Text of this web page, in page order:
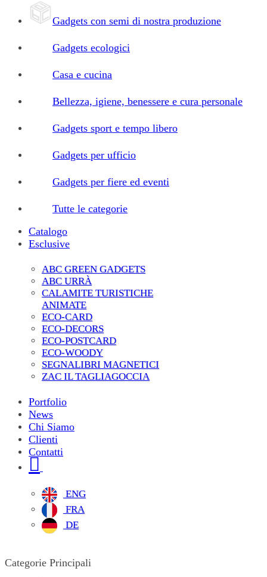
Gadgets con semi di nostra produzione
Gadgets ecologici
Casa e cucina
Bellezza, igiene, benessere e cura personale
Gadgets sport e tempo libero
Gadgets per ufficio
Gadgets per fiere ed eventi
Tutte le categorie
Catalogo
Esclusive
ABC GREEN GADGETS
ABC URRÀ
CALAMITE TURISTICHE
ANIMATE
ECO-CARD
ECO-DECORS
ECO-POSTCARD
ECO-WOODY
SEGNALIBRI MAGNETICI
ZAC IL TAGLIAGOCCIA
Portfolio
News
Chi Siamo
Clienti
Contatti
ENG
FRA
DE
Categorie Principali